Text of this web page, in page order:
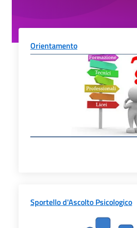
Orientamento
Sportello d'Ascolto Psicologico